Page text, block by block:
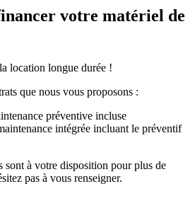
votre matériel de
location longue durée !
que nous vous proposons :
préventive incluse
intégrée incluant le préventif
sont à votre disposition pour plus de
pas à vous renseigner.